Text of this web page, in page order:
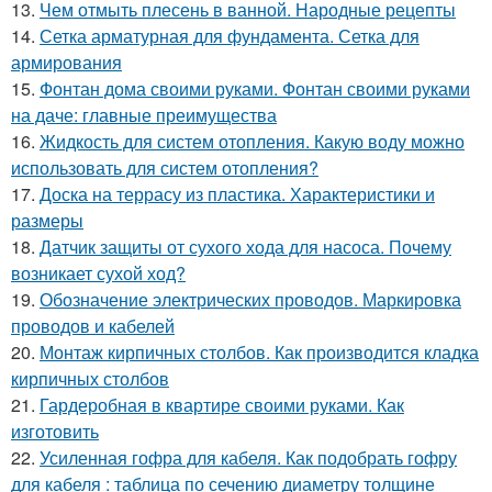
13. Чем отмыть плесень в ванной. Народные рецепты
14. Сетка арматурная для фундамента. Сетка для
армирования
15. Фонтан дома своими руками. Фонтан своими руками
на даче: главные преимущества
16. Жидкость для систем отопления. Какую воду можно
использовать для систем отопления?
17. Доска на террасу из пластика. Характеристики и
размеры
18. Датчик защиты от сухого хода для насоса. Почему
возникает сухой ход?
19. Обозначение электрических проводов. Маркировка
проводов и кабелей
20. Монтаж кирпичных столбов. Как производится кладка
кирпичных столбов
21. Гардеробная в квартире своими руками. Как
изготовить
22. Усиленная гофра для кабеля. Как подобрать гофру
для кабеля : таблица по сечению диаметру толщине